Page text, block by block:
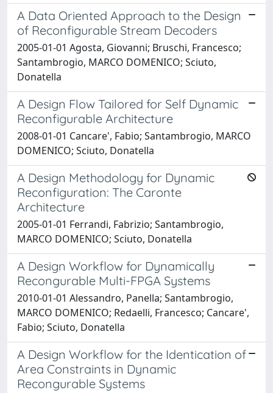
A Data Oriented Approach to the Design
of Reconfigurable Stream Decoders
2005-01-01 Agosta, Giovanni; Bruschi, Francesco;
Santambrogio, MARCO DOMENICO; Sciuto,
Donatella
A Design Flow Tailored for Self Dynamic
Reconfigurable Architecture
2008-01-01 Cancare', Fabio; Santambrogio, MARCO
DOMENICO; Sciuto, Donatella
A Design Methodology for Dynamic
Reconfiguration: The Caronte
Architecture
2005-01-01 Ferrandi, Fabrizio; Santambrogio,
MARCO DOMENICO; Sciuto, Donatella
A Design Workflow for Dynamically
Recongurable Multi-FPGA Systems
2010-01-01 Alessandro, Panella; Santambrogio,
MARCO DOMENICO; Redaelli, Francesco; Cancare',
Fabio; Sciuto, Donatella
A Design Workflow for the Identication of
Area Constraints in Dynamic
Recongurable Systems